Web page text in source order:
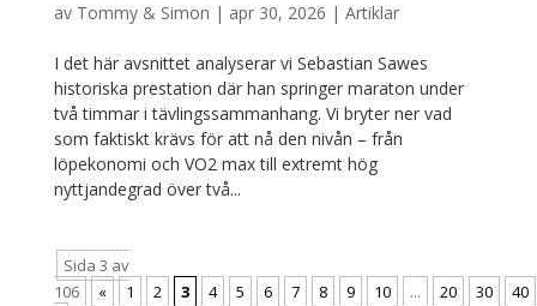
av Tommy & Simon | apr 30, 2026 | Artiklar
I det här avsnittet analyserar vi Sebastian Sawes
historiska prestation där han springer maraton under
två timmar i tävlingssammanhang. Vi bryter ner vad
som faktiskt krävs för att nå den nivån – från
löpekonomi och VO2 max till extremt hög
nyttjandegrad över två...
Sida 3 av
106
« 1 2 3 4 5 6 7 8 9 10 ... 20 30
40